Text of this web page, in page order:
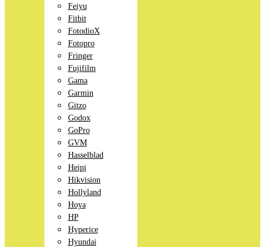
Feiyu
Fitbit
FotodioX
Fotopro
Fringer
Fujifilm
Gama
Garmin
Gitzo
Godox
GoPro
GVM
Hasselblad
Heipi
Hikvision
Hollyland
Hoya
HP
Hyperice
Hyundai